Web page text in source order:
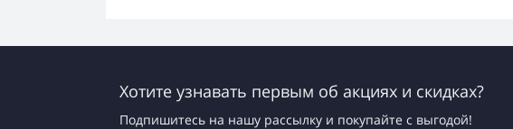
Хотите узнавать первым об акциях и скидках?
Подпишитесь на нашу рассылку и покупайте с выгодой!